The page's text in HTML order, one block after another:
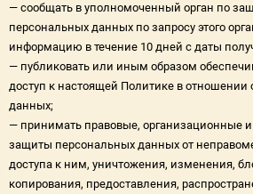
— сообщать в уполномоченный орган по
персональных данных по запросу этого
информацию в течение 10 дней с даты
— публиковать или иным образом
доступ к настоящей Политике в отношении
данных;
— принимать правовые, организационные
защиты персональных данных от
доступа к ним, уничтожения, изменения,
копирования, предоставления,